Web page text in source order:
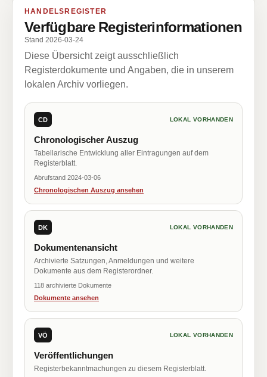
HANDELSREGISTER
Verfügbare Registerinformationen
Stand 2026-03-24
Diese Übersicht zeigt ausschließlich
Registerdokumente und Angaben, die in unserem
lokalen Archiv vorliegen.
CD LOKAL VORHANDEN
Chronologischer Auszug
Tabellarische Entwicklung aller Eintragungen auf dem
Registerblatt.
Abrufstand 2024-03-06
Chronologischen Auszug ansehen
DK LOKAL VORHANDEN
Dokumentenansicht
Archivierte Satzungen, Anmeldungen und weitere
Dokumente aus dem Registerordner.
118 archivierte Dokumente
Dokumente ansehen
VÖ LOKAL VORHANDEN
Veröffentlichungen
Registerbekanntmachungen zu diesem Registerblatt.